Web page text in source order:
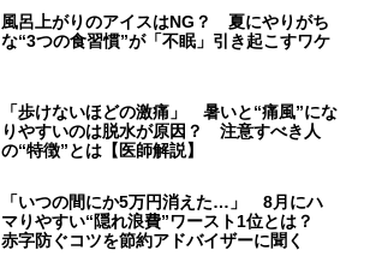
風呂上がりのアイスはNG？ 夏にやりがち
な“3つの食習慣”が「不眠」引き起こすワケ
「歩けないほどの激痛」 暑いと“痛風”にな
りやすいのは脱水が原因？ 注意すべき人
の“特徴”とは【医師解説】
「いつの間にか5万円消えた…」 8月にハ
マりやすい“隠れ浪費”ワースト1位とは？
赤字防ぐコツを節約アドバイザーに聞く